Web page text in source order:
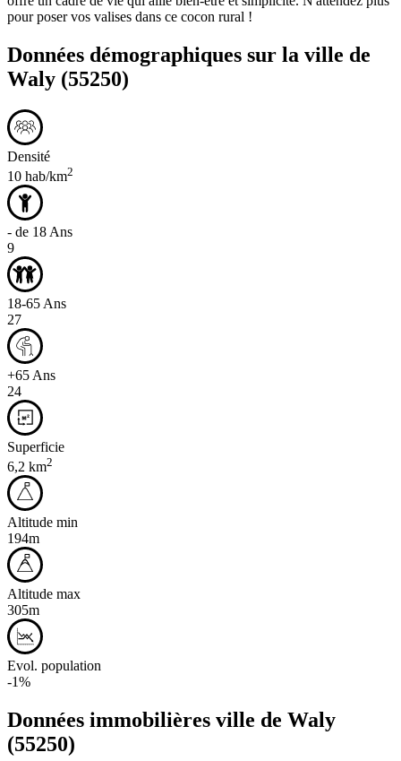
pour poser vos valises dans ce cocon rural !
Données démographiques sur la ville de
Waly (55250)
Densité
10 hab/km2
- de 18 Ans
9
18-65 Ans
27
+65 Ans
24
Superficie
6,2 km2
Altitude min
194m
Altitude max
305m
Evol. population
-1%
Données immobilières ville de Waly
(55250)